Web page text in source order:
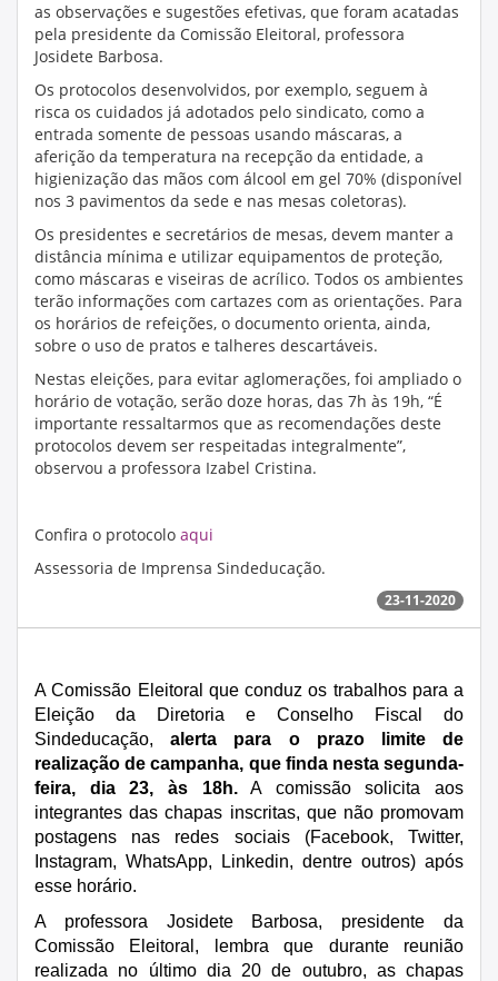
as observações e sugestões efetivas, que foram acatadas
pela presidente da Comissão Eleitoral, professora
Josidete Barbosa.
Os protocolos desenvolvidos, por exemplo, seguem à
risca os cuidados já adotados pelo sindicato, como a
entrada somente de pessoas usando máscaras, a
aferição da temperatura na recepção da entidade, a
higienização das mãos com álcool em gel 70% (disponível
nos 3 pavimentos da sede e nas mesas coletoras).
Os presidentes e secretários de mesas, devem manter a
distância mínima e utilizar equipamentos de proteção,
como máscaras e viseiras de acrílico. Todos os ambientes
terão informações com cartazes com as orientações. Para
os horários de refeições, o documento orienta, ainda,
sobre o uso de pratos e talheres descartáveis.
Nestas eleições, para evitar aglomerações, foi ampliado o
horário de votação, serão doze horas, das 7h às 19h, “É
importante ressaltarmos que as recomendações deste
protocolos devem ser respeitadas integralmente”,
observou a professora Izabel Cristina.
Confira o protocolo aqui
Assessoria de Imprensa Sindeducação.
23-11-2020
A Comissão Eleitoral que conduz os trabalhos para a
Eleição da Diretoria e Conselho Fiscal do
Sindeducação,alerta para o prazo limite de
realização de campanha, que finda nesta segunda-
feira, dia 23, às 18h.A comissão solicita aos
integrantes das chapas inscritas, que não promovam
postagens nas redes sociais (Facebook, Twitter,
Instagram, WhatsApp, Linkedin, dentre outros) após
esse horário.
A professora Josidete Barbosa, presidente da
Comissão Eleitoral, lembra que durante reunião
realizada no último dia 20 de outubro, as chapas